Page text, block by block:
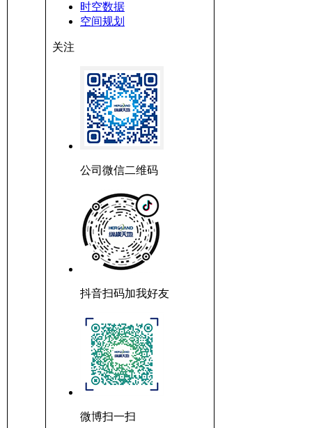
时空数据
空间规划
关注
公司微信二维码
抖音扫码加我好友
微博扫一扫